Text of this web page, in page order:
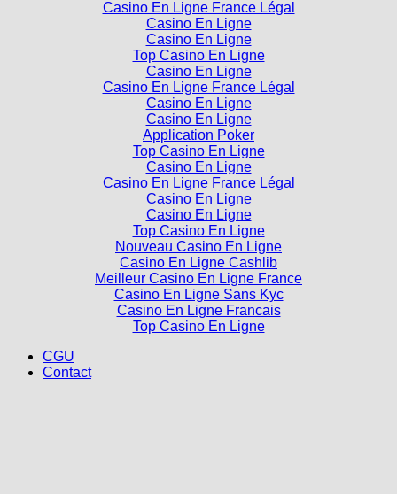
Casino En Ligne France Légal
Casino En Ligne
Casino En Ligne
Top Casino En Ligne
Casino En Ligne
Casino En Ligne France Légal
Casino En Ligne
Casino En Ligne
Application Poker
Top Casino En Ligne
Casino En Ligne
Casino En Ligne France Légal
Casino En Ligne
Casino En Ligne
Top Casino En Ligne
Nouveau Casino En Ligne
Casino En Ligne Cashlib
Meilleur Casino En Ligne France
Casino En Ligne Sans Kyc
Casino En Ligne Francais
Top Casino En Ligne
CGU
Contact